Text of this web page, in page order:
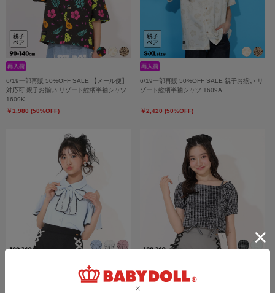
6/19一部再販 50%OFF SALE 【メール便】
対応可 親子お揃い リゾート総柄半袖シャツ
1609K
￥1,980 (50%OFF)
6/19一部再販 50%OFF SALE 親子お揃い リ
ゾート総柄半袖シャツ 1609A
￥2,420 (50%OFF)
6/19一部再販 6/18～10%OFF SALE 【メー
6/19一部再販 6/18～30%OFF SALE
PINKHUNT フロントシャーリングシャツ